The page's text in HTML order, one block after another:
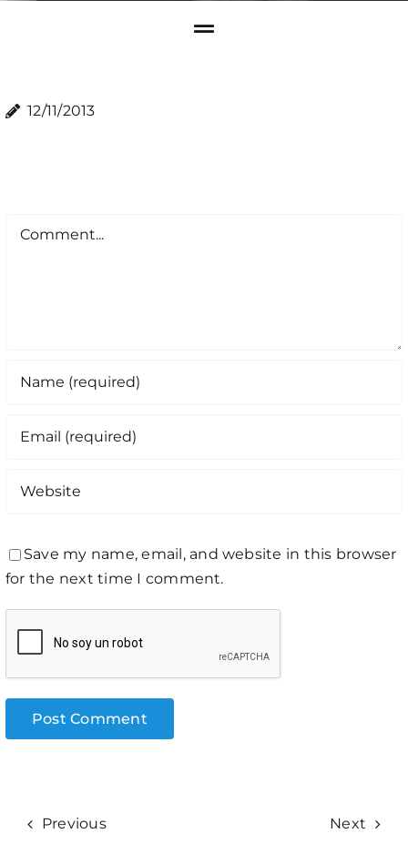
12/11/2013
Comment
Save my name, email, and website in this browser
for the next time I comment.
Previous Next